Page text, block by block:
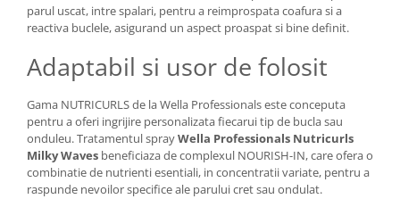
parul uscat, intre spalari, pentru a reimprospata coafura si a
reactiva buclele, asigurand un aspect proaspat si bine definit.
Adaptabil si usor de folosit
Gama NUTRICURLS de la Wella Professionals este conceputa
pentru a oferi ingrijire personalizata fiecarui tip de bucla sau
onduleu. Tratamentul sprayWella Professionals Nutricurls
Milky Waves beneficiaza de complexul NOURISH-IN, care ofera o
combinatie de nutrienti esentiali, in concentratii variate, pentru a
raspunde nevoilor specifice ale parului cret sau ondulat.